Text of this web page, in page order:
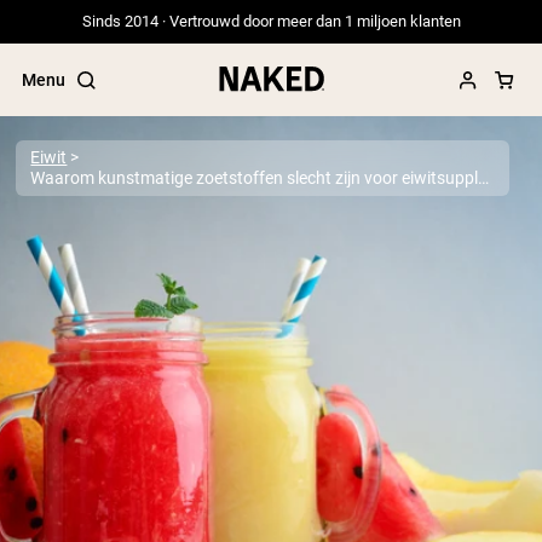
Sinds 2014 · Vertrouwd door meer dan 1 miljoen klanten
Menu
Populaire Zoektermen
”Protein Powder“
”Overnight Oats“
”Vegan protein“
”Collagen“
”Micellar Casein“
PROTEIN POWDERS
Erwteneiwit
Grasgevoerd Wei Eiwit Poeder
Collageenpeptiden
Eiwit
Waarom kunstmatige zoetstoffen slecht zijn voor eiwitsupplementen